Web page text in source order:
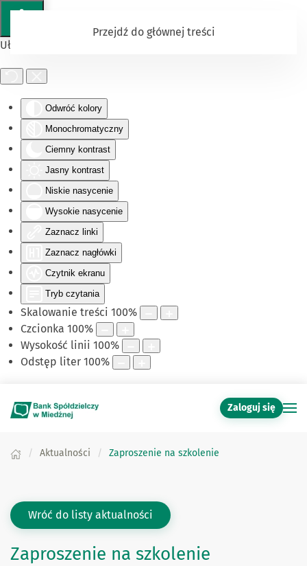
Ułatwienia dostępu
Odwróć kolory
Monochromatyczny
Ciemny kontrast
Jasny kontrast
Niskie nasycenie
Wysokie nasycenie
Zaznacz linki
Zaznacz nagłówki
Czytnik ekranu
Tryb czytania
Skalowanie treści 100%
Czcionka 100%
Wysokość linii 100%
Odstęp liter 100%
Przejdź do głównej treści
Zaloguj się
Aktualności Zaproszenie na szkolenie
Wróć do listy aktualności
Zaproszenie na szkolenie